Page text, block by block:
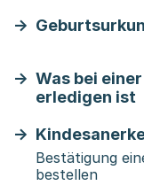
Was bei
erledigen ist
Bestätigung
bestellen